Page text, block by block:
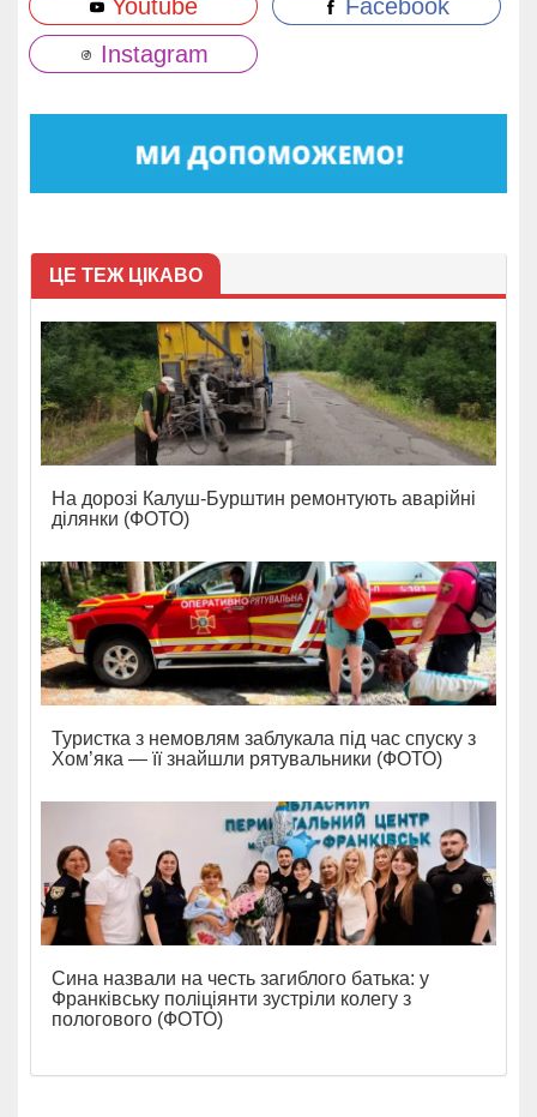
Youtube
Facebook
Instagram
ЦЕ ТЕЖ ЦІКАВО
На дорозі Калуш-Бурштин ремонтують аварійні
ділянки (ФОТО)
Туристка з немовлям заблукала під час спуску з
Хом’яка — її знайшли рятувальники (ФОТО)
Сина назвали на честь загиблого батька: у
Франківську поліціянти зустріли колегу з
пологового (ФОТО)